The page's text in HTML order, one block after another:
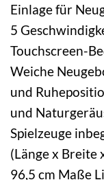
Einlage für
5
Touchscreen-
Weiche
und
und
Spielzeuge
(Länge x Breite
96,5 cm Maße